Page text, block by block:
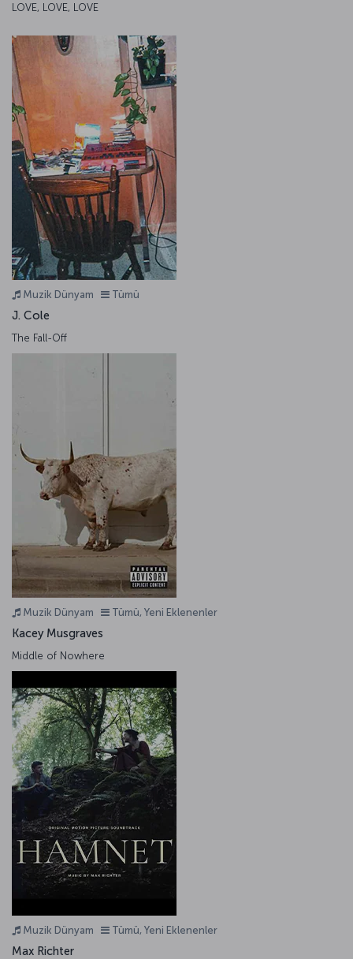
LOVE, LOVE, LOVE
Muzik Dünyam Tümü
J. Cole
The Fall-Off
Muzik Dünyam Tümü, Yeni Eklenenler
Kacey Musgraves
Middle of Nowhere
Muzik Dünyam Tümü, Yeni Eklenenler
Max Richter